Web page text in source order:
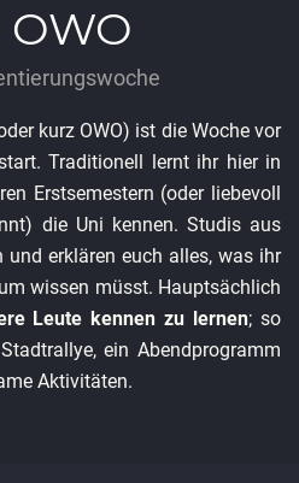
OWO
kurz OWO) ist die Woche vor
Traditionell lernt ihr hier in
Erstsemestern (oder liebevoll
die Uni kennen. Studis aus
und erklären euch alles, was ihr
wissen müsst. Hauptsächlich
Leute kennen zu lernen; so
ein Abendprogramm
Aktivitäten.